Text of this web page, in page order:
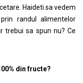
Haideti sa vedem
randul alimentelor
trebui sa spun nu? Ce
din fructe?